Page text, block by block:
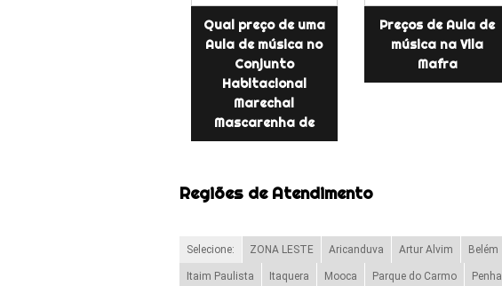
Qual preço de uma
Aula de música no
Conjunto
Habitacional
Marechal
Mascarenha de
Preços de Aula de
música na Vila
Mafra
Regiões de Atendimento
Selecione: ZONA LESTE Aricanduva Artur Alvim Belém
Itaim Paulista Itaquera Mooca Parque do Carmo Penha